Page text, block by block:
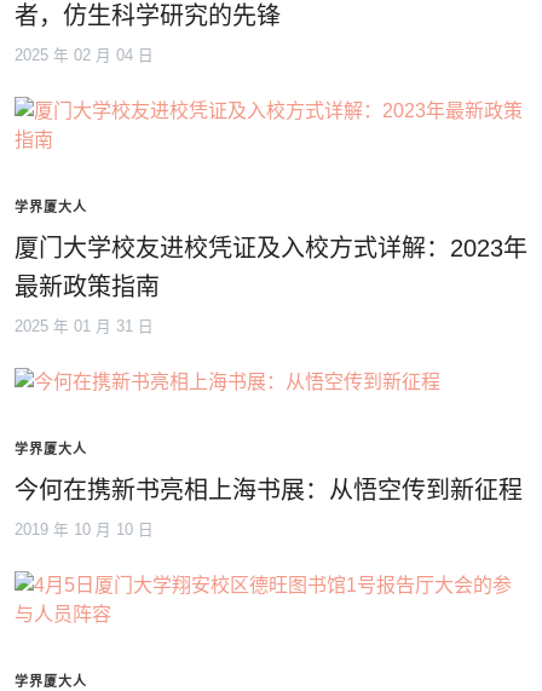
者，仿生科学研究的先锋
2025 年 02 月 04 日
学界厦大人
厦门大学校友进校凭证及入校方式详解：2023年
最新政策指南
2025 年 01 月 31 日
学界厦大人
今何在携新书亮相上海书展：从悟空传到新征程
2019 年 10 月 10 日
学界厦大人